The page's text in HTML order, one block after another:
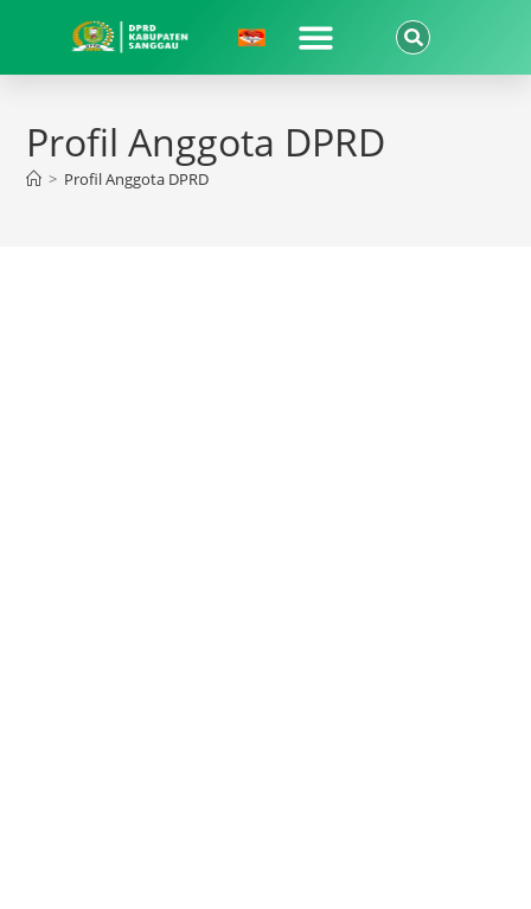
Profil Anggota DPRD
> Profil Anggota DPRD